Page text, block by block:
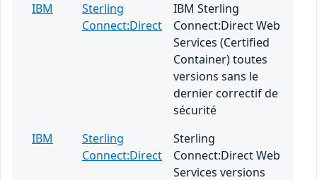
IBM
Sterling
Connect:Direct
IBM Sterling
Connect:Direct Web
Services (Certified
Container) toutes
versions sans le
dernier correctif de
sécurité
IBM
Sterling
Connect:Direct
Sterling
Connect:Direct Web
Services versions